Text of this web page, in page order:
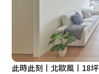
此時此刻丨北歐風丨18坪